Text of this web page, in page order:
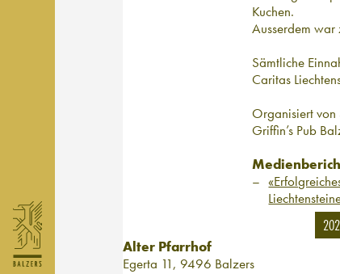
Kuchen.
Ausserdem war
Sämtliche
Caritas
Organisiert von
Griffin’s Pub
Alter Pfarrhof
Egerta 11, 9496 Balzers